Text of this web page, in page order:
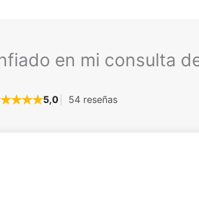
en mi consulta
5,0 54 reseñas